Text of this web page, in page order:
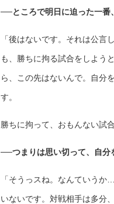
──ところで明日に迫った一番
「後はないです。それは公
も、勝ちに拘る試合をしよう
ら、この先はないんで。自分
す。
勝ちに拘って、おもんない試
──つまりは思い切って、自分
「そうっスね。なんていう
いないです。対戦相手は多分